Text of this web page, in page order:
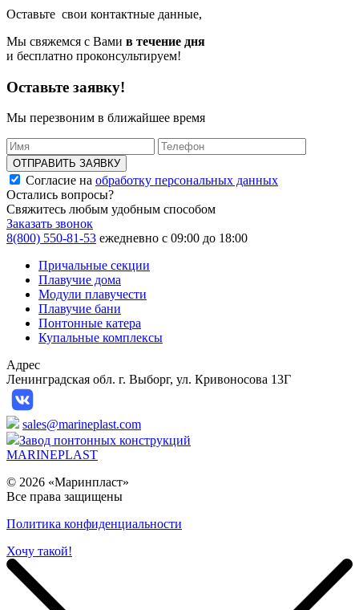
Оставьте свои контактные данные,
Мы свяжемся с Вами в течение дня
и бесплатно проконсультируем!
Оставьте заявку!
Мы перезвоним в ближайшее время
ОТПРАВИТЬ ЗАЯВКУ
Согласие на обработку персональных данных
Остались вопросы?
Свяжитесь любым удобным способом
Заказать звонок
8(800) 550-81-53 ежедневно с 09:00 до 18:00
Причальные секции
Плавучие дома
Модули плавучести
Плавучие бани
Понтонные катера
Купальные комплексы
Адрес
Ленинградская обл. г. Выборг, ул. Кривоносова 13Г
sales@marineplast.com
Завод понтонных конструкций
MARINEPLAST
© 2026 «Маринпласт»
Все права защищены️
Политика конфиденциальности
Хочу такой!